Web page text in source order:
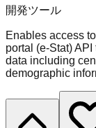
開発ツール
Enables access
portal (e-Stat)
data including
demographic